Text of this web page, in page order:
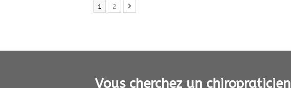
Page
1 Page
2 Suivant
Vous cherchez un chiropraticien